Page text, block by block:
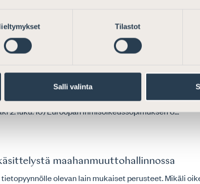
Tilastot
Salli valinta
ja niiden jatkuvaan tallentamiseen etenkin, kun
oikeuskäytännössä....
8:4, 8:6-7a-c, 9:1-2 ja 9:4, Laki julkisista
2. luku. 10) Euroopan ihmisoikeussopimuksen 6...
maahanmuuttohallinnossa
olevan lain mukaiset perusteet. Mikäli